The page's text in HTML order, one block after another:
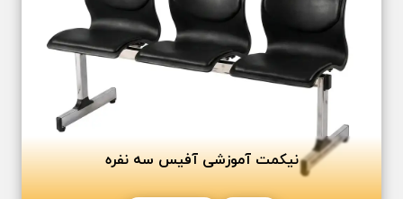
نیکمت آموزشی آفیس سه نفره